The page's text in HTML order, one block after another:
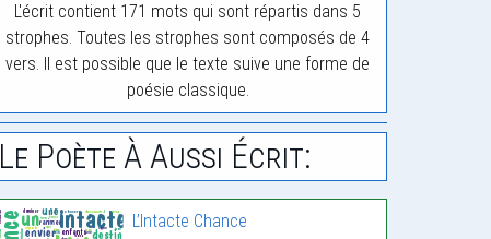
L'écrit contient 171 mots qui sont répartis dans 5
strophes. Toutes les strophes sont composés de 4
vers. Il est possible que le texte suive une forme de
poésie classique.
Le Poète À Aussi Écrit:
L’Intacte Chance